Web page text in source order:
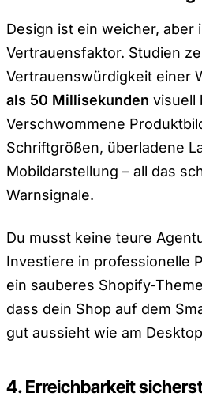
Design ist ein weicher, aber
Vertrauensfaktor. Studien
Vertrauenswürdigkeit einer
als 50 Millisekunden visuell
Verschwommene
Schriftgrößen, überladene
Mobildarstellung – all das
Warnsignale.
Du musst keine teure
Investiere in professionelle
ein sauberes Shopify-
dass dein Shop auf dem
gut aussieht wie am
4. Erreichbarkeit